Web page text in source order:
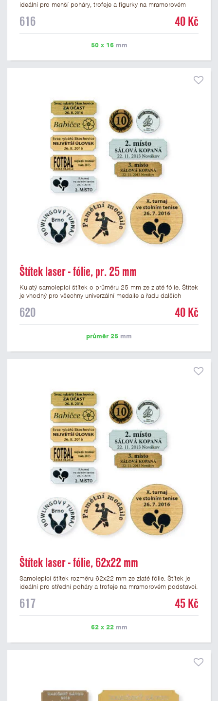
ideální pro menší poháry, trofeje a figurky na mramorovém
nebo text. U textu doporučujeme maximálně 3 řádky, aby byla
možné přiložit v prvním kroku objednávky.
616 40 Kč
50 x 16mm
Štítek laser - fólie, pr. 25 mm
Kulatý samolepicí štítek o průměru 25 mm ze zlaté fólie. Štítek
je vhodný pro všechny univerzální medaile a řadu dalších
štítek je možné laserem vypálit logo nebo text dle vašeho
620 40 Kč
průměr 25 mm
Štítek laser - fólie, 62x22 mm
Samolepicí štítek rozměru 62x22 mm ze zlaté fólie. Štítek je
ideální pro střední poháry a trofeje na mramorovém podstavci.
textu doporučujeme maximálně 3 řádky, aby byla zachována
prvním kroku objednávky.
617 45 Kč
62 x 22mm